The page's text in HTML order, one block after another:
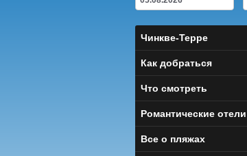
Чинкве-Терре
Как добраться
Что смотреть
Романтические отели
Все о пляжах